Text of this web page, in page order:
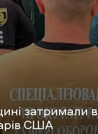
затримали
США